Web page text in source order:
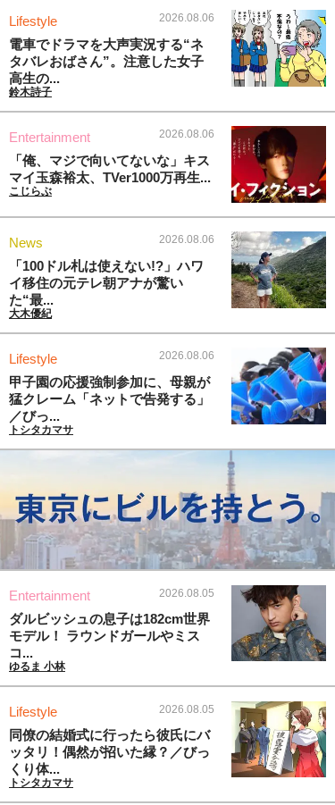
Lifestyle 2026.08.06
電車でドラマを大声実況する“ネ
タバレおばさん”。注意した女子
高生の...
鈴木詩子
Entertainment 2026.08.06
「俺、マジで向いてないな」キス
マイ玉森裕太、TVer1000万再生...
こじらぶ
News 2026.08.06
「100ドル札は使えない!?」ハワ
イ移住の元テレ朝アナが驚い
た“最...
大木優紀
Lifestyle 2026.08.06
甲子園の応援強制参加に、母親が
猛クレーム「ネットで告発する」
／びっ...
トシタカマサ
Entertainment 2026.08.05
ダルビッシュの息子は182cm世界
モデル！ ラウンドガールやミス
コ...
ゆるま 小林
Lifestyle 2026.08.05
同僚の結婚式に行ったら彼氏にバ
ッタリ！偶然が招いた縁？／びっ
くり体...
トシタカマサ